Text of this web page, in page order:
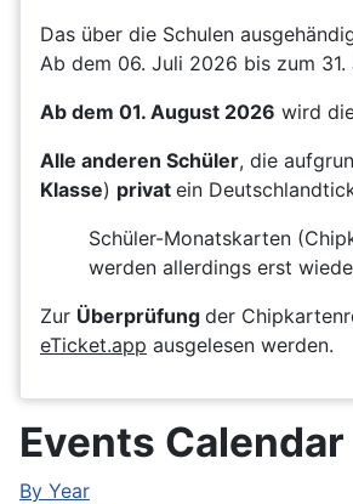
Das über die Schulen
Ab dem 06. Juli 2026 bis zum
Ab dem 01. August 2026 wird
Alle anderen Schüler, die
Klasse) privat ein
Schüler-Monatskarten
werden allerdings erst
Zur Überprüfung der
eTicket.app ausgelesen werden.
Events Calendar
By Year